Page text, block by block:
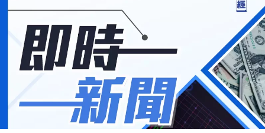
專
題
投
資
樓
市